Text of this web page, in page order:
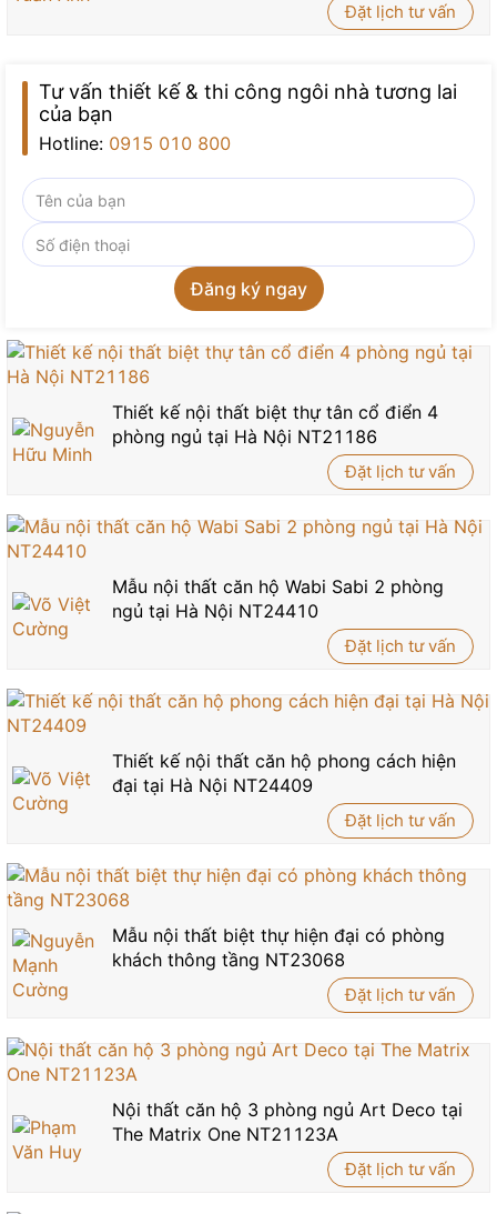
Đặt lịch tư vấn
Tư vấn thiết kế & thi công ngôi nhà tương lai
của bạn
Hotline: 0915 010 800
Thiết kế nội thất biệt thự tân cổ điển 4
phòng ngủ tại Hà Nội NT21186
Đặt lịch tư vấn
Mẫu nội thất căn hộ Wabi Sabi 2 phòng
ngủ tại Hà Nội NT24410
Đặt lịch tư vấn
Thiết kế nội thất căn hộ phong cách hiện
đại tại Hà Nội NT24409
Đặt lịch tư vấn
Mẫu nội thất biệt thự hiện đại có phòng
khách thông tầng NT23068
Đặt lịch tư vấn
Nội thất căn hộ 3 phòng ngủ Art Deco tại
The Matrix One NT21123A
Đặt lịch tư vấn